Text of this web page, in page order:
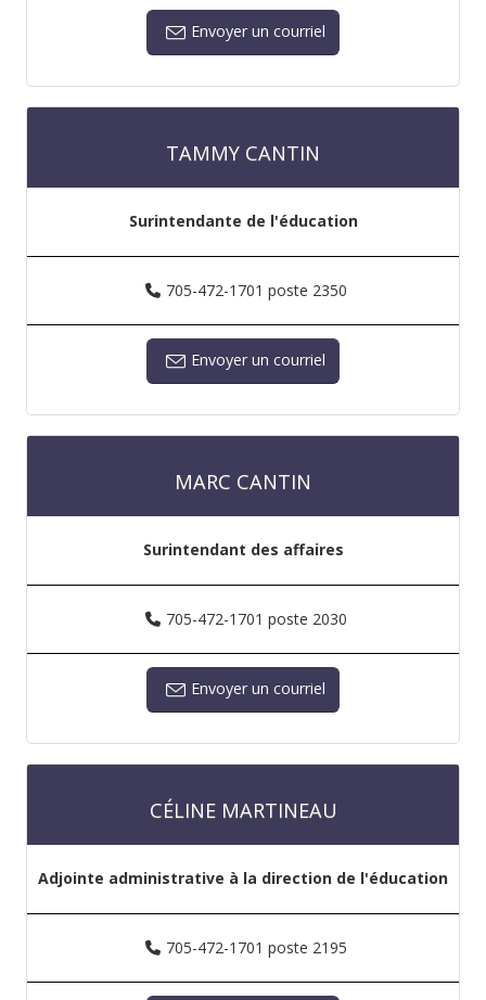
Envoyer un courriel
TAMMY CANTIN
Surintendante de l'éducation
705-472-1701 poste 2350
Envoyer un courriel
MARC CANTIN
Surintendant des affaires
705-472-1701 poste 2030
Envoyer un courriel
CÉLINE MARTINEAU
Adjointe administrative à la direction de l'éducation
705-472-1701 poste 2195